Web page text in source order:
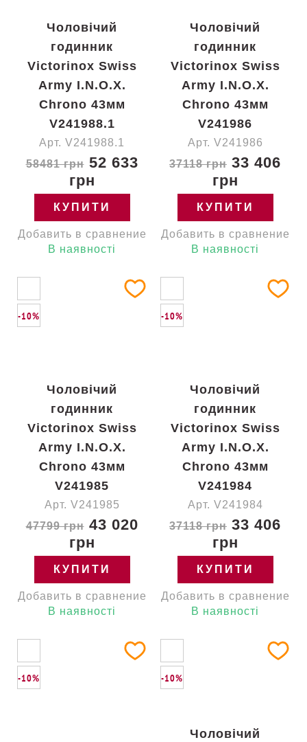
Чоловічий
годинник
Victorinox Swiss
Army I.N.O.X.
Chrono 43мм
V241988.1
Арт. V241988.1
58481 грн52 633
грн
КУПИТИ
Добавить в сравнение
В наявності
Чоловічий
годинник
Victorinox Swiss
Army I.N.O.X.
Chrono 43мм
V241986
Арт. V241986
37118 грн 33 406
грн
КУПИТИ
Добавить в сравнение
В наявності
-10%
Чоловічий
годинник
Victorinox Swiss
Army I.N.O.X.
Chrono 43мм
V241985
Арт. V241985
47799 грн43 020
грн
КУПИТИ
Добавить в сравнение
В наявності
-10%
Чоловічий
годинник
Victorinox Swiss
Army I.N.O.X.
Chrono 43мм
V241984
Арт. V241984
37118 грн 33 406
грн
КУПИТИ
Добавить в сравнение
В наявності
-10% -10%
Чоловічий